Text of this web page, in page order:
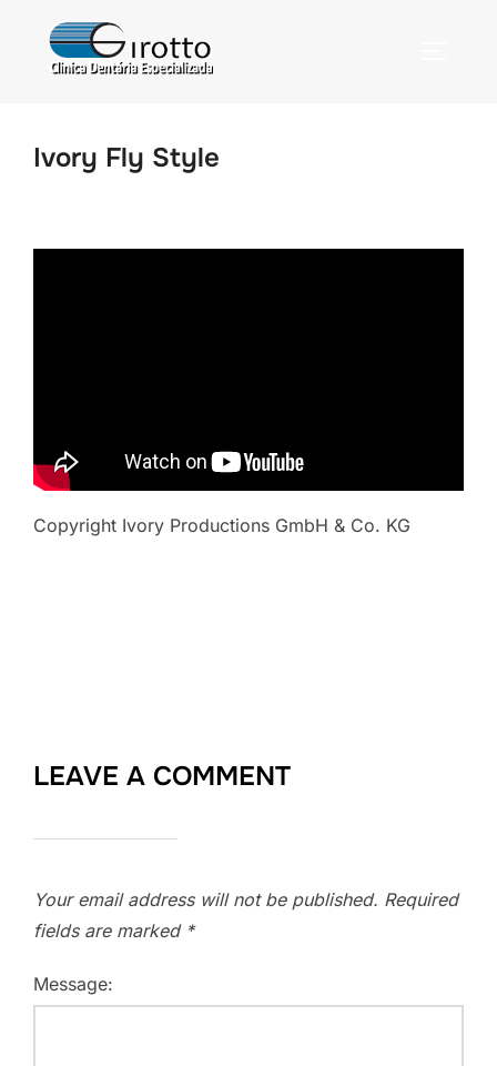
Ivory Fly Style
Copyright Ivory Productions GmbH & Co. KG
LEAVE A COMMENT
Your email address will not be published. Required
fields are marked *
Message: